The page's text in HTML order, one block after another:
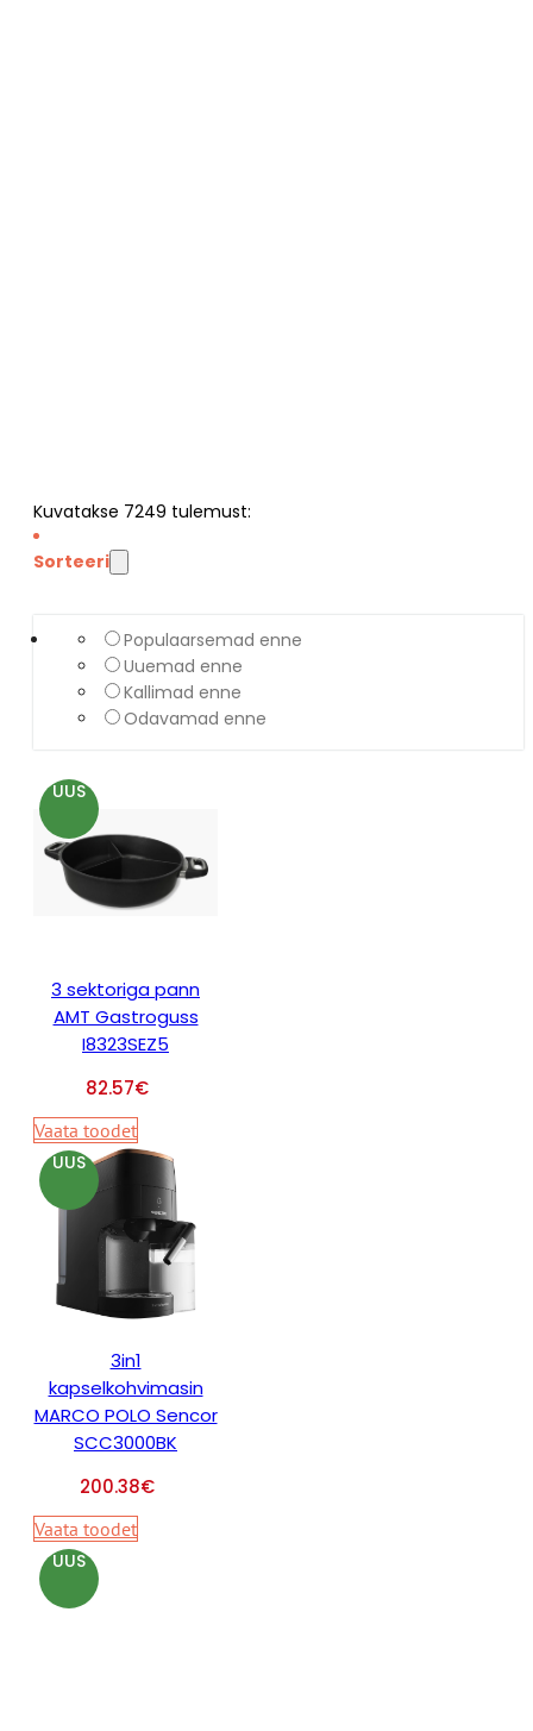
Kuvatakse 7249 tulemust:
Sorteeri
Populaarsemad enne
Uuemad enne
Kallimad enne
Odavamad enne
UUS
3 sektoriga pann
AMT Gastroguss
I8323SEZ5
82.57€
Vaata toodet
UUS
3in1
kapselkohvimasin
MARCO POLO Sencor
SCC3000BK
200.38€
Vaata toodet
UUS